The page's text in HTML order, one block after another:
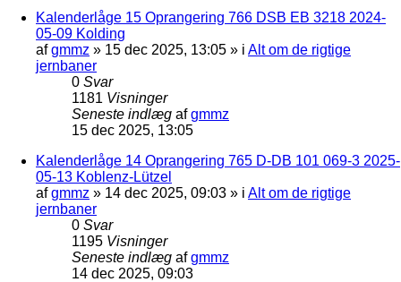
Kalenderlåge 15 Oprangering 766 DSB EB 3218 2024-
05-09 Kolding
afgmmz » 15 dec 2025, 13:05 » i Alt om de rigtige
jernbaner
0 Svar
1181 Visninger
Seneste indlæg afgmmz
15 dec 2025, 13:05
Kalenderlåge 14 Oprangering 765 D-DB 101 069-3 2025-
05-13 Koblenz-Lützel
afgmmz » 14 dec 2025, 09:03 » i Alt om de rigtige
jernbaner
0 Svar
1195 Visninger
Seneste indlæg afgmmz
14 dec 2025, 09:03